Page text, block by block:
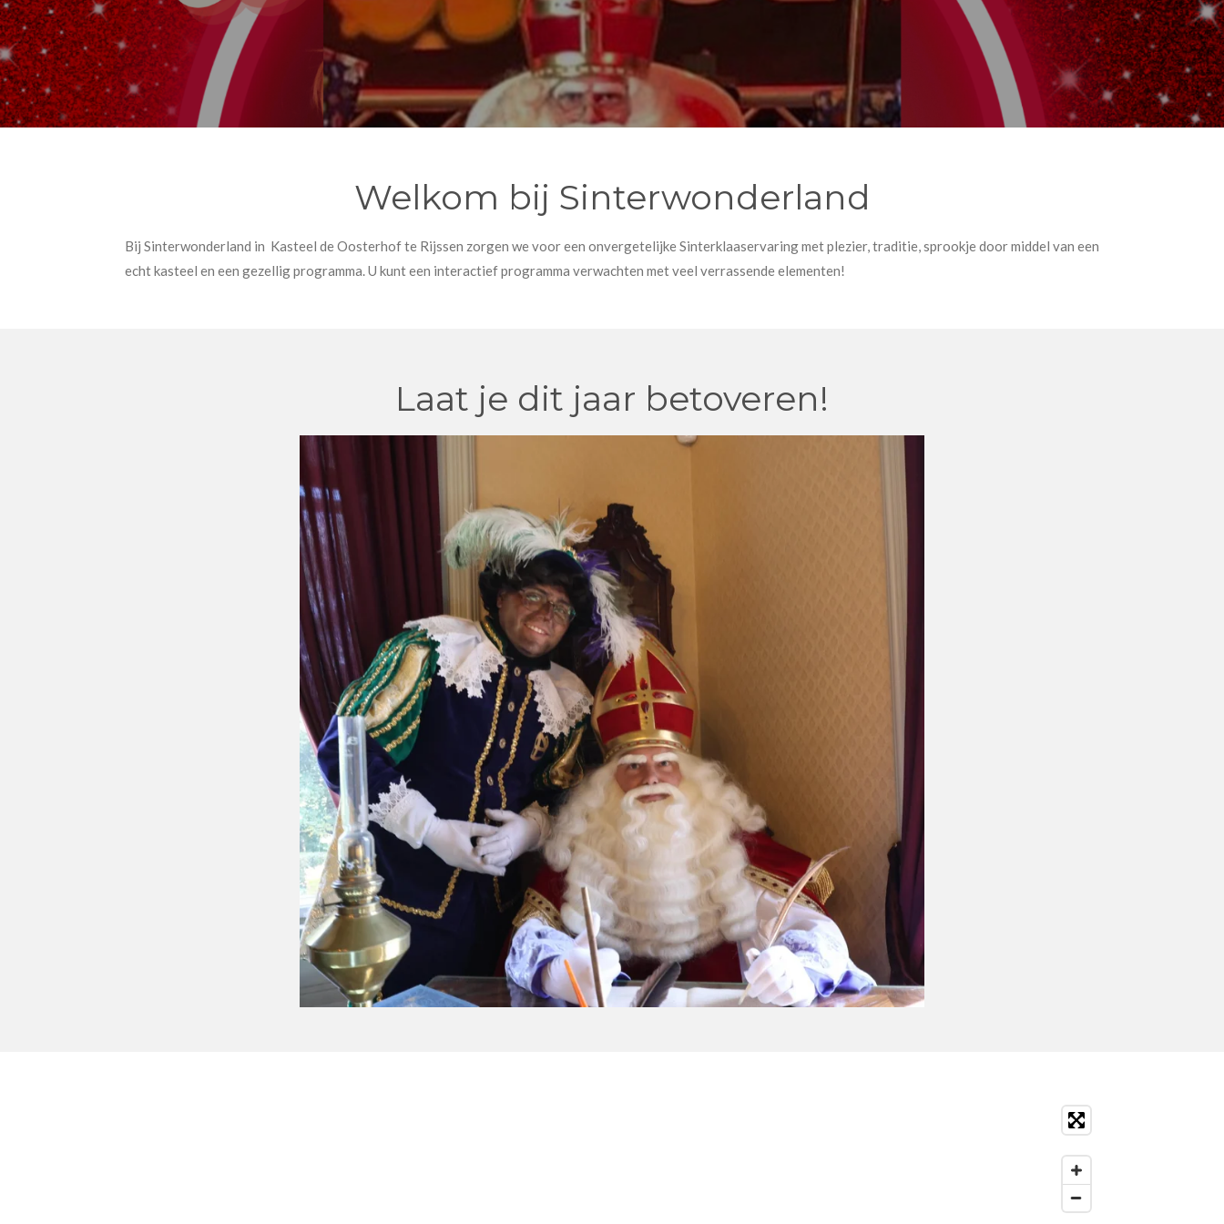
Welkom bij Sinterwonderland
Bij Sinterwonderland in Kasteel de Oosterhof te Rijssen zorgen we voor een onvergetelijke Sinterklaaservaring met plezier, traditie, sprookje door middel van een
echt kasteel en een gezellig programma. U kunt een interactief programma verwachten met veel verrassende elementen!
Laat je dit jaar betoveren!